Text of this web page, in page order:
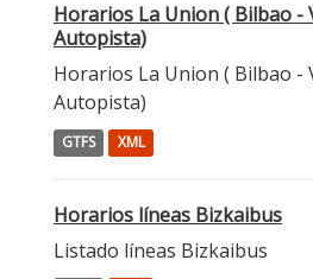
Horarios La Union ( Bilbao -
Autopista)
Horarios La Union ( Bilbao -
Autopista)
GTFS XML
Horarios líneas Bizkaibus
Listado líneas Bizkaibus